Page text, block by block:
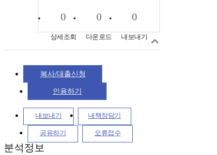
0
상세조회
0
다운로드
0
내보내기
복사/대출신청
인용하기
내보내기 내책장담기
공유하기 오류접수
분석정보